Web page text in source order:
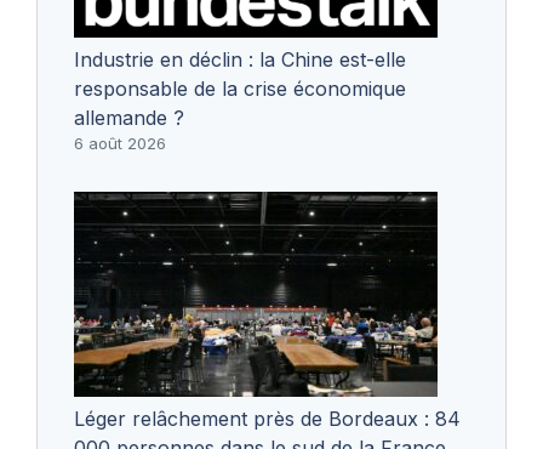
Industrie en déclin : la Chine est-elle
responsable de la crise économique
allemande ?
6 août 2026
Léger relâchement près de Bordeaux : 84